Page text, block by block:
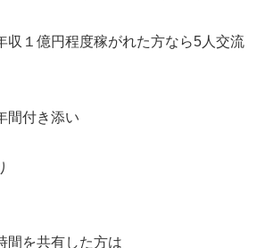
収１億円程度稼がれた方なら5人交流
間付き添い
間を共有した方は